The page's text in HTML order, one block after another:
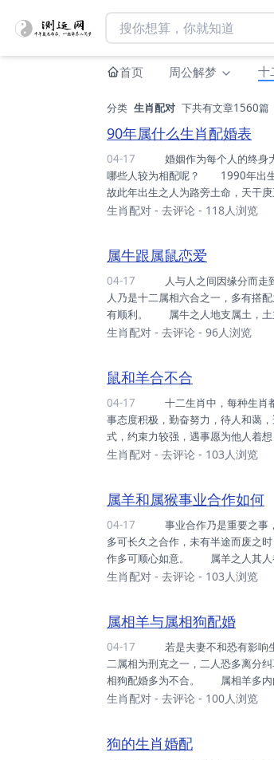
首页 周公解梦 十
分类 生肖配对 下共有文章1560篇
90年属什么生肖配婚表
04-17
哪些人较为相配呢？ 1990年出生
故此年出生之人为路旁土命，天干
精力旺盛，做事刚毅果断，善恶分
生肖配对 - 去评论 - 118人浏览
属牛跟属鼠恋爱
04-17
人乃是十二属相六合之一，多有搭
有顺利。 属牛之人地支属土，土
消极悲观之态，多可有迎难而上，
生肖配对 - 去评论 - 96人浏览
鼠和羊合不合
04-17
事态度积极，勤奋努力，待人和蔼
式，约束力较强，遇事愿为他人着
怕事容易错失机遇。 属羊的人研
生肖配对 - 去评论 - 103人浏览
属羊和属猴事业合作如何
04-17
多可长久之合作，未有半途而废之
作多可顺心如意。 属羊之人其人
躁之时，多心平气和，人缘之佳，
生肖配对 - 去评论 - 103人浏览
属相羊与属相狗配婚
04-17
二属相为刑克之一，二人恐多离分
相狗配婚多为不合。 属相羊多内
伴侣之一言一行多有观察之细致，
生肖配对 - 去评论 - 100人浏览
狗的生肖婚配